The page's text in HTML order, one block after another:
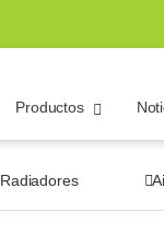
Productos
Radiadores